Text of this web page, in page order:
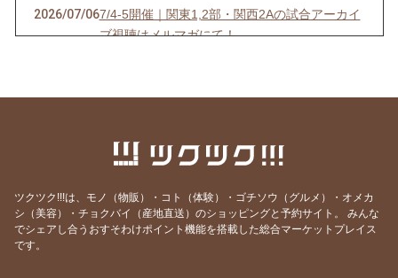
2026/07/067/4-5開催｜関東1,2部・関西2Aの試合アーカイ
ブ視聴はメルマガにて！
6/20-21開催｜関東4部AB・東海1部・関西2C・
て！
2026/06/20 6/13-14開催｜関東3部ABC,4部E、九州リーグ
ツクツク!!!は、モノ（物販）・コト（体験）・ゴチソウ（グルメ）・オメカ
シ（美容）・チョクバイ（産地直送）のショッピングと予約サイト。
みんな
でシェアし合うおすそわけポイント機能を搭載した総合マーケットプレイス
です。